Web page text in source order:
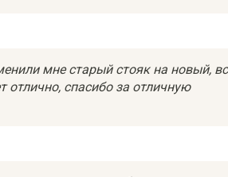
мне старый стояк на новый,
отлично, спасибо за отличную